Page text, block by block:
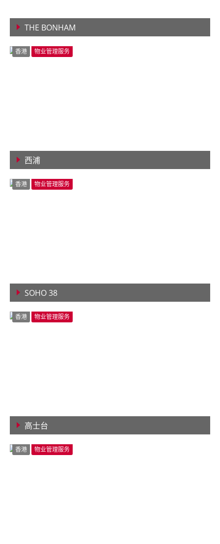
THE BONHAM
香港 物业管理服务
西浦
香港 物业管理服务
SOHO 38
香港 物业管理服务
高士台
香港 物业管理服务